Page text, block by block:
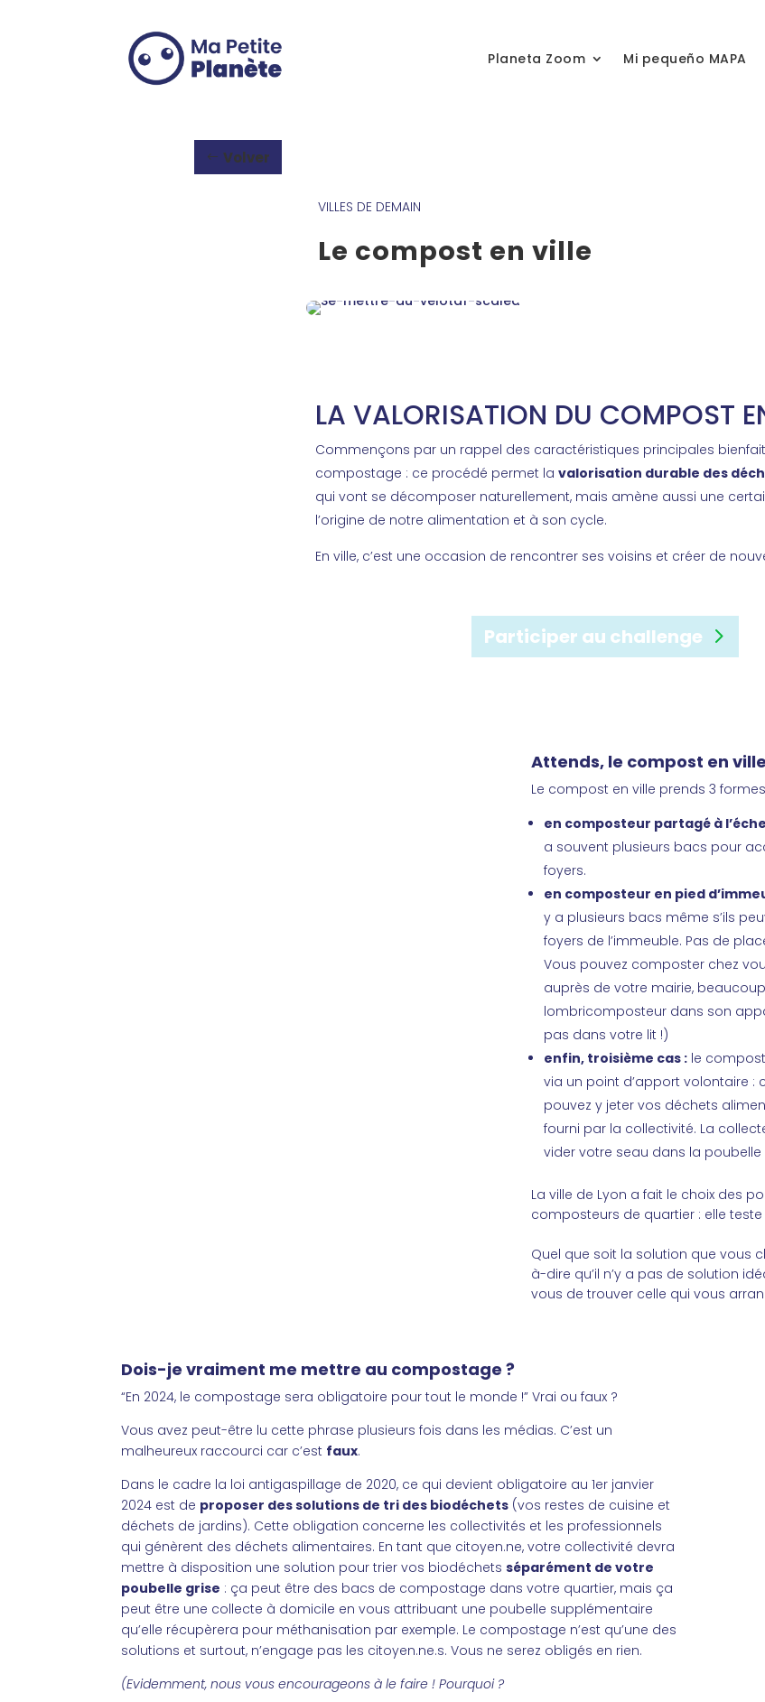
Planeta Zoom Mi pequeño MAPA
Volver
VILLES DE DEMAIN
Le compost en ville
LA VALORISATION DU COMPOST
Commençons par un rappel des caractéristiques principales
compostage : ce procédé permet lavalorisation durable des
qui vont se décomposer naturellement, mais amène aussi une
l’origine de notre alimentation et à son cycle.
En ville, c’est une occasion de rencontrer ses voisins et créer de
Participer au challenge
Attends, le compost en
Le compost en ville prends 3
en composteur partagé à
a souvent plusieurs bacs pour
foyers.
en composteur en pied
y a plusieurs bacs même s’ils
foyers de l’immeuble. Pas de
Vous pouvez composter chez
auprès de votre mairie,
lombricomposteur dans son
pas dans votre lit !)
enfin, troisième cas : le
via un point d’apport volontaire :
pouvez y jeter vos déchets
fourni par la collectivité. La
vider votre seau dans la poubelle
La ville de Lyon a fait le choix des
composteurs de quartier : elle
Quel que soit la solution que vous
à-dire qu’il n’y a pas de solution
vous de trouver celle qui vous
Dois-je vraiment me mettre au compostage ?
“En 2024, le compostage sera obligatoire pour tout le monde !” Vrai ou faux ?
Vous avez peut-être lu cette phrase plusieurs fois dans les médias. C’est un
malheureux raccourci car c’est faux.
Dans le cadre la loi antigaspillage de 2020, ce qui devient obligatoire au 1er janvier
2024 est de proposer des solutions de tri des biodéchets (vos restes de cuisine et
déchets de jardins). Cette obligation concerne les collectivités et les professionnels
qui génèrent des déchets alimentaires. En tant que citoyen.ne, votre collectivité devra
mettre à disposition une solution pour trier vos biodéchetsséparément de votre
poubelle grise : ça peut être des bacs de compostage dans votre quartier, mais ça
peut être une collecte à domicile en vous attribuant une poubelle supplémentaire
qu’elle récupèrera pour méthanisation par exemple. Le compostage n’est qu’une des
solutions et surtout, n’engage pas les citoyen.ne.s. Vous ne serez obligés en rien.
(Evidemment, nous vous encourageons à le faire ! Pourquoi ?